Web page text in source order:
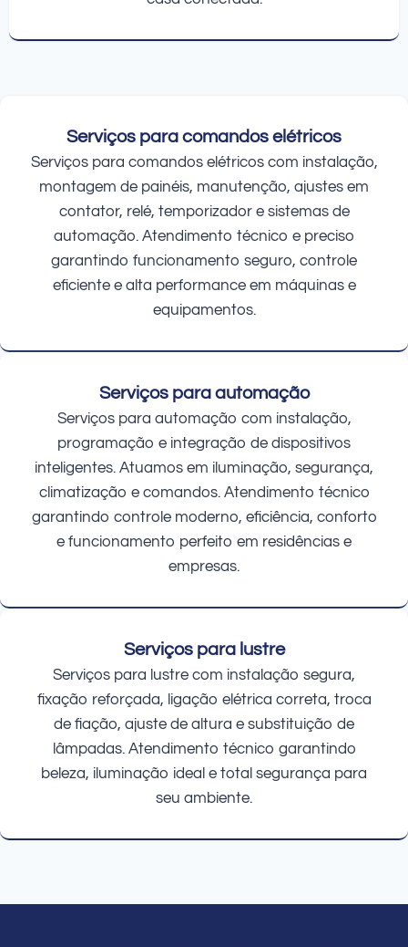
Serviços para comandos elétricos
Serviços para comandos elétricos com instalação,
montagem de painéis, manutenção, ajustes em
contator, relé, temporizador e sistemas de
automação. Atendimento técnico e preciso
garantindo funcionamento seguro, controle
eficiente e alta performance em máquinas e
equipamentos.
Serviços para automação
Serviços para automação com instalação,
programação e integração de dispositivos
inteligentes. Atuamos em iluminação, segurança,
climatização e comandos. Atendimento técnico
garantindo controle moderno, eficiência, conforto
e funcionamento perfeito em residências e
empresas.
Serviços para lustre
Serviços para lustre com instalação segura,
fixação reforçada, ligação elétrica correta, troca
de fiação, ajuste de altura e substituição de
lâmpadas. Atendimento técnico garantindo
beleza, iluminação ideal e total segurança para
seu ambiente.